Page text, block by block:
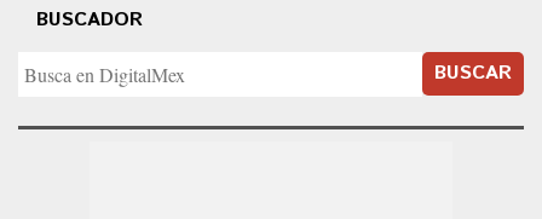
BUSCADOR
BUSCAR